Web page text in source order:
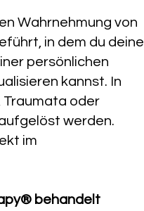
Wahrnehmung von
in dem du deine
persönlichen
kannst. In
Traumata oder
werden.
im
behandelt